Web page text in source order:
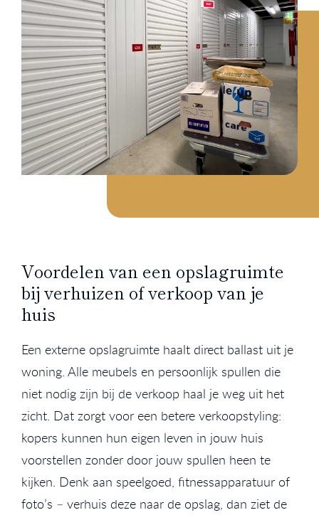
Voordelen van een opslagruimte
bij verhuizen of verkoop van je
huis
Een externe opslagruimte haalt direct ballast uit je
woning. Alle meubels en persoonlijk spullen die
niet nodig zijn bij de verkoop haal je weg uit het
zicht. Dat zorgt voor een betere verkoopstyling:
kopers kunnen hun eigen leven in jouw huis
voorstellen zonder door jouw spullen heen te
kijken. Denk aan speelgoed, fitnessapparatuur of
foto’s – verhuis deze naar de opslag, dan ziet de